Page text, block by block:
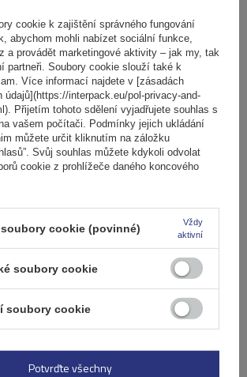
do
košíku
nosič Mont Blanc AMC 5400 AERO pro
cookie k zajištění správného fungování
abychom mohli nabízet sociální funkce,
a provádět marketingové aktivity – jak my, tak
partneři. Soubory cookie slouží také k
Více informací najdete v [zásadách
údajů](https://interpack.eu/pol-privacy-and-
Přijetím tohoto sdělení vyjadřujete souhlas s
vašem počítači. Podmínky jejich ukládání
můžete určit kliknutím na záložku
Svůj souhlas můžete kdykoli odvolat
cookie z prohlížeče daného koncového
cookie (povinné)
Vždy
aktivní
soubory cookie
soubory cookie
Potvrďte všechny